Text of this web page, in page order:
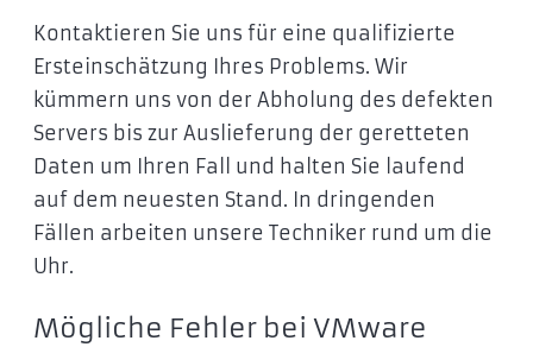
Kontaktieren Sie uns für eine qualifizierte
Ersteinschätzung Ihres Problems. Wir
kümmern uns von der Abholung des defekten
Servers bis zur Auslieferung der geretteten
Daten um Ihren Fall und halten Sie laufend
auf dem neuesten Stand. In dringenden
Fällen arbeiten unsere Techniker rund um die
Uhr.
Mögliche Fehler bei VMware